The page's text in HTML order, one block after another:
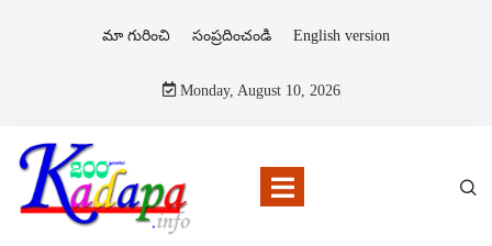
మా గురించి సంప్రదించండి English version
Monday, August 10, 2026